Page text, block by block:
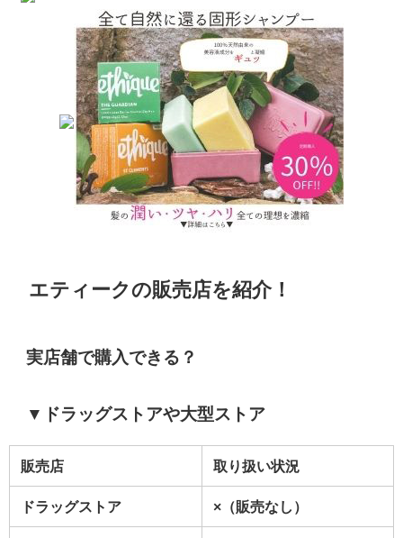
エティーク の販売店を紹介！
実店舗で購入できる？
▼ドラッグストアや大型ストア
販売店 取り扱い状況
ドラッグストア ×（販売なし）